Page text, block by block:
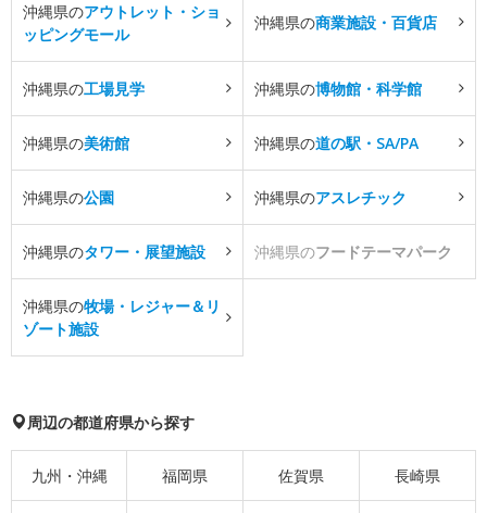
沖縄県のアウトレット・ショ
ッピングモール
沖縄県の商業施設・百貨店
沖縄県の工場見学 沖縄県の博物館・科学館
沖縄県の美術館 沖縄県の道の駅・SA/PA
沖縄県の公園 沖縄県のアスレチック
沖縄県のタワー・展望施設 沖縄県のフードテーマパーク
沖縄県の牧場・レジャー＆リ
ゾート施設
周辺の都道府県から探す
九州・沖縄 福岡県 佐賀県 長崎県